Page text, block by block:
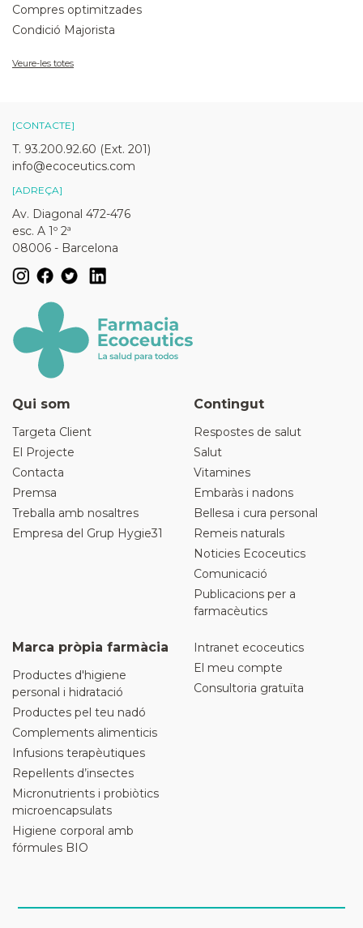
Compres optimitzades
Condició Majorista
Veure-les totes
[CONTACTE]
T. 93.200.92.60 (Ext. 201)
info@ecoceutics.com
[ADREÇA]
Av. Diagonal 472-476
esc. A 1º 2ª
08006 - Barcelona
Qui som
Targeta Client
El Projecte
Contacta
Premsa
Treballa amb nosaltres
Empresa del Grup Hygie31
Contingut
Respostes de salut
Salut
Vitamines
Embaràs i nadons
Bellesa i cura personal
Remeis naturals
Noticies Ecoceutics
Comunicació
Publicacions per a
farmacèutics
Marca pròpia farmàcia
Productes d'higiene
personal i hidratació
Productes pel teu nadó
Complements alimenticis
Infusions terapèutiques
Repel·lents d’insectes
Micronutrients i probiòtics
microencapsulats
Higiene corporal amb
fórmules BIO
Intranet ecoceutics
El meu compte
Consultoria gratuïta